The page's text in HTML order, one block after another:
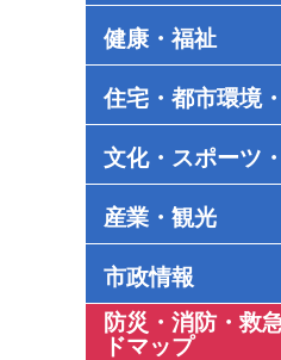
健康・福祉
住宅・都市環境
文化・スポーツ
産業・観光
市政情報
防災・消防・救
ドマップ